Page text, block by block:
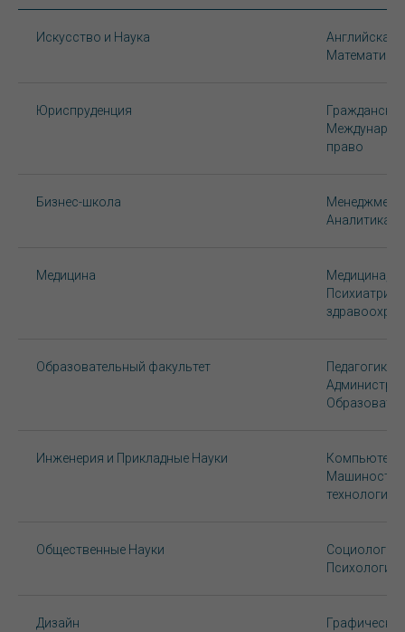
Искусство и Наука
Английская
Математика,
Юриспруденция
право
Бизнес-школа
Аналитика
Медицина
Медицина,
Образовательный факультет
Инженерия и Прикладные Науки
технологии,
Общественные Науки
Дизайн